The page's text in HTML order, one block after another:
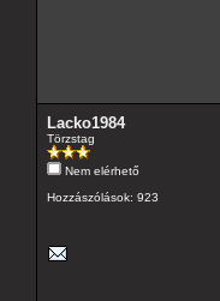
Lacko1984
Törzstag
Nem elérhető
Hozzászólások: 923